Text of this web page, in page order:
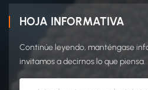
HOJA INFORMATIVA
Continúe leyendo, manténgase
invitamos a decirnos lo que piensa.